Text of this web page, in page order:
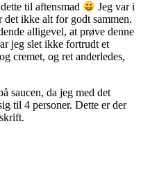
til aftensmad
Jeg var i
ikke alt for godt sammen.
alligevel, at prøve denne
jeg slet ikke fortrudt et
cremet, og ret anderledes,
saucen, da jeg med det
til 4 personer. Dette er der